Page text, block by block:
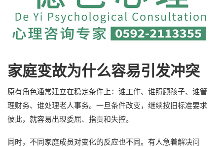
家庭变故为什么容易引发冲突
原有角色通常建立在稳定条件上：谁工作、谁照顾孩子、谁管
理财务、谁处理老人事务。一旦条件改变，继续按旧标准要求
彼此，就容易出现委屈、指责和失控。
同时，不同家庭成员对变化的反应也不同。有人急着解决问